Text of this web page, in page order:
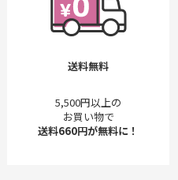
送料無料
5,500円以上の
お買い物で
送料660円が無料に！